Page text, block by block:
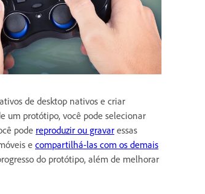
de desktop nativos e criar
um protótipo, você pode selecionar
pode reproduzir ou gravar essas
ecompartilhá-las com os demais
do protótipo, além de melhorar